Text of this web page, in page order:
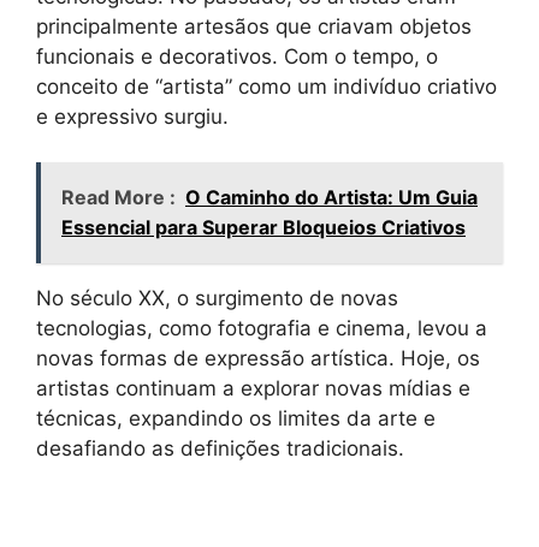
principalmente artesãos que criavam objetos
funcionais e decorativos. Com o tempo, o
conceito de “artista” como um indivíduo criativo
e expressivo surgiu.
Read More : O Caminho do Artista: Um Guia
Essencial para Superar Bloqueios Criativos
No século XX, o surgimento de novas
tecnologias, como fotografia e cinema, levou a
novas formas de expressão artística. Hoje, os
artistas continuam a explorar novas mídias e
técnicas, expandindo os limites da arte e
desafiando as definições tradicionais.